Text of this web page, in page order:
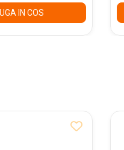
IN COS